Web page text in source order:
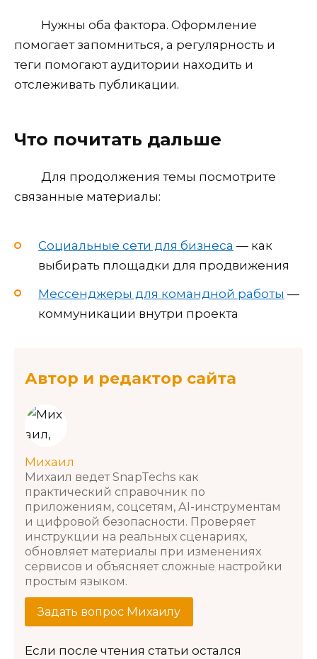
Нужны оба фактора. Оформление
помогает запомниться, а регулярность и
теги помогают аудитории находить и
отслеживать публикации.
Что почитать дальше
Для продолжения темы посмотрите
связанные материалы:
Социальные сети для бизнеса — как
выбирать площадки для продвижения
Мессенджеры для командной работы —
коммуникации внутри проекта
Автор и редактор сайта
Михаил
Михаил ведет SnapTechs как
практический справочник по
приложениям, соцсетям, AI-инструментам
и цифровой безопасности. Проверяет
инструкции на реальных сценариях,
обновляет материалы при изменениях
сервисов и объясняет сложные настройки
простым языком.
Задать вопрос Михаилу
Если после чтения статьи остался